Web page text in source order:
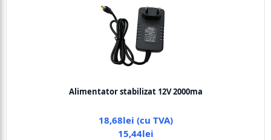
Alimentator stabilizat 12V 2000ma
18,68lei (cu TVA)
15,44lei